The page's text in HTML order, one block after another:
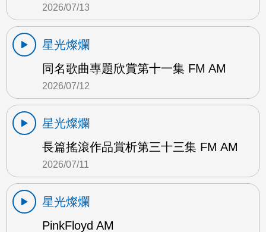
2026/07/13
星光燦爛
同名歌曲專題欣賞第十一集 FM AM
2026/07/12
星光燦爛
長篇搖滾作品賞析第三十三集 FM AM
2026/07/11
星光燦爛
PinkFloyd AM